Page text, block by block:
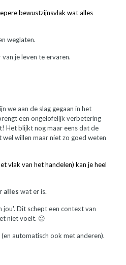
bewustzijnsvlak wat alles
weglaten.
van je leven te ervaren.
we aan de slag gegaan in het
een ongelofelijk verbetering
Het blijkt nog maar eens dat de
wel willen maar niet zo goed weten
vlak van het handelen) kan je heel
alles wat er is.
jou'. Dit schept een context van
niet voelt. 😜
automatisch ook met anderen).